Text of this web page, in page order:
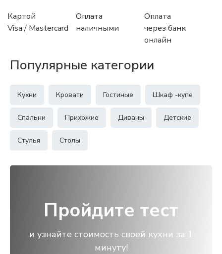
Картой
Visa / Mastercard
Оплата
наличными
Оплата
через банк
онлайн
Популярные категории
Кухни Кровати Гостиные Шкаф -купе
Спальни Прихожие Диваны Детские
Стулья Столы
Пройдите тест
и узнайте стоимость своей кухни за 1
минуту!